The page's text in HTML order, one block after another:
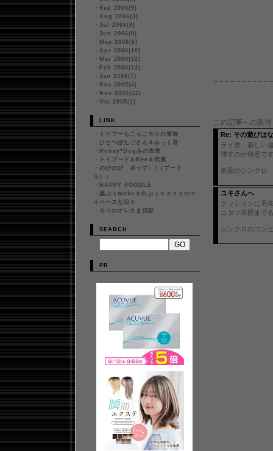
・ Sep 2006(9)
・ Aug 2006(3)
・ Jul 2006(6)
・ Jun 2006(8)
・ May 2006(6)
・ Apr 2006(10)
・ Mar 2006(12)
・ Feb 2006(13)
・ Jan 2006(7)
・ Dec 2005(4)
・ Nov 2005(12)
・ Oct 2005(1)
LINK
・
トイプーもこもこモカの冒険
・ ひとつばたごさん＆みっく君
・ Honey*Dogみの吉君
・
トイプードルBee＆武蔵
・ のびのび ポップ♪（（プード
ル））
・ HAPPY POODLE
・ 黒ぷぅmoko＆白ぷぅｎａｎａのマ
イペースな日々
・ モコのオレさま日記
SEARCH
PR
この記事への返信
Re: その遊びは
ライ君 新しい
壊すのが得意で
前回のシンクロ
ユキさんへ
クッションに毛
コタツ布団まで
シンクロのコン